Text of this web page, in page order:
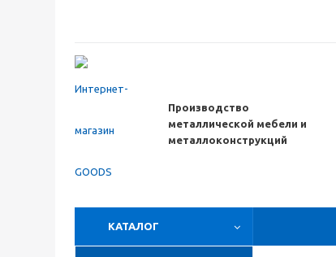
Производство
металлической мебели и
металлоконструкций
КАТАЛОГ